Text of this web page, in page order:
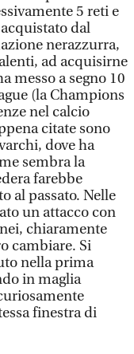
5 reti e
dal
nerazzurra,
ad acquisirne
messo a segno 10
(la Champions
nel calcio
citate sono
dove ha
sembra la
farebbe
al passato. Nelle
un attacco con
chiaramente
cambiare. Si
nella prima
in maglia
finestra di